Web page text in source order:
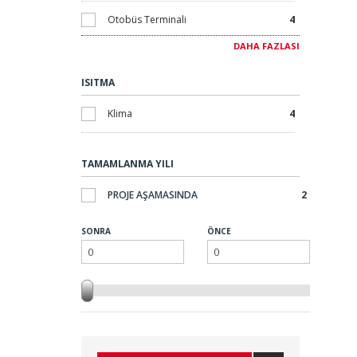
Otobüs Terminali 4
Bar / Restoran 4
DAHA FAZLASI
ISITMA
Klima 4
TAMAMLANMA YILI
PROJE AŞAMASINDA 2
SONRA ÖNCE